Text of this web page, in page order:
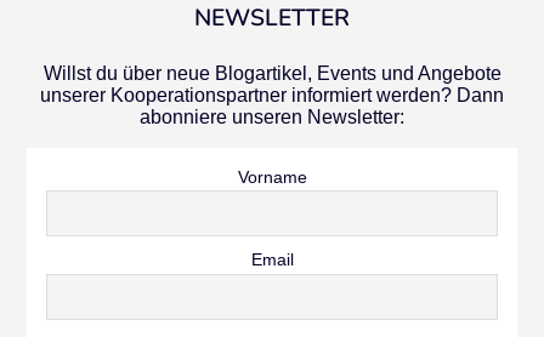
NEWSLETTER
Willst du über neue Blogartikel, Events und Angebote
unserer Kooperationspartner informiert werden? Dann
abonniere unseren Newsletter:
Vorname
Email